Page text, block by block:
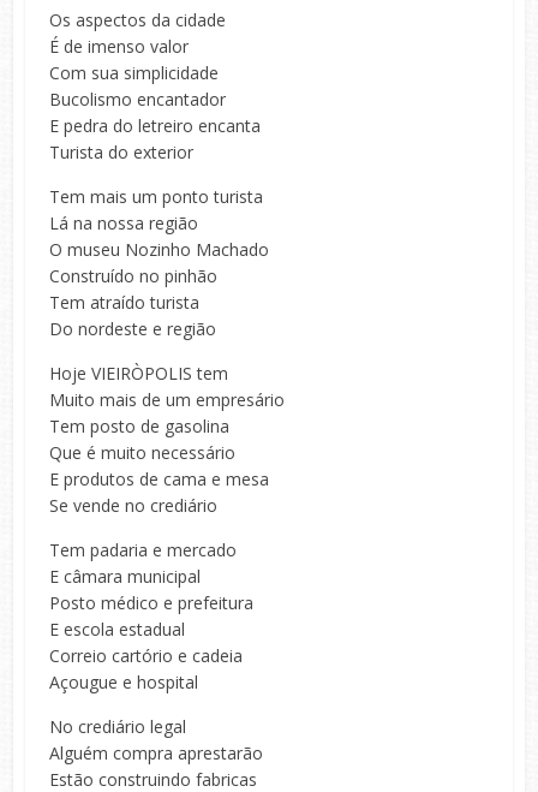
Os aspectos da cidade
É de imenso valor
Com sua simplicidade
Bucolismo encantador
E pedra do letreiro encanta
Turista do exterior
Tem mais um ponto turista
Lá na nossa região
O museu Nozinho Machado
Construído no pinhão
Tem atraído turista
Do nordeste e região
Hoje VIEIRÒPOLIS tem
Muito mais de um empresário
Tem posto de gasolina
Que é muito necessário
E produtos de cama e mesa
Se vende no crediário
Tem padaria e mercado
E câmara municipal
Posto médico e prefeitura
E escola estadual
Correio cartório e cadeia
Açougue e hospital
No crediário legal
Alguém compra aprestarão
Estão construindo fabricas